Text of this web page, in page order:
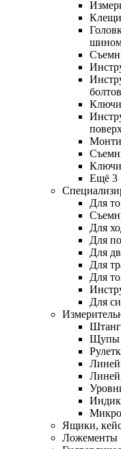
Клещи
Ключи
Ещё 3
Для
Для
Для
Для
Для
Для
Для
Щупы
Ящики,
Ложементы